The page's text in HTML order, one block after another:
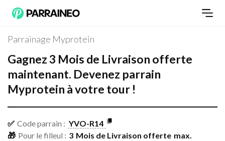
Parrainage Myprotein
Gagnez3 Mois de Livraison offerte
maintenant. Devenez parrain
Myprotein à votre tour !
✅ Code parrain : YVO-R14
🎁 Pour le filleul : 3 Mois de Livraison offerte max.